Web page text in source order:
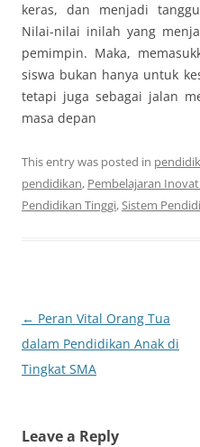
keras, dan menjadi
Nilai-nilai inilah yang
pemimpin. Maka,
siswa bukan hanya untuk
tetapi juga sebagai jalan
masa depan
This entry was posted in
pendidikan, Pembelajaran
Pendidikan Tinggi,Sistem
Post
navigation
← Peran Vital Orang Tua
dalam Pendidikan Anak di
Tingkat SMA
Leave a Reply